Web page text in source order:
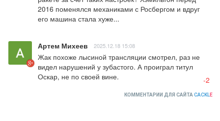
2016 поменялся механиками с Росбергом и вдруг
его машина стала хуже...
Артем Михеев 2025.12.18 15:08
Жак похоже лысиной трансляции смотрел, раз не
видел нарушений у зубастого. А проиграл титул
Оскар, не по своей вине.
-2
КОММЕНТАРИИ ДЛЯ САЙТА CACKLE